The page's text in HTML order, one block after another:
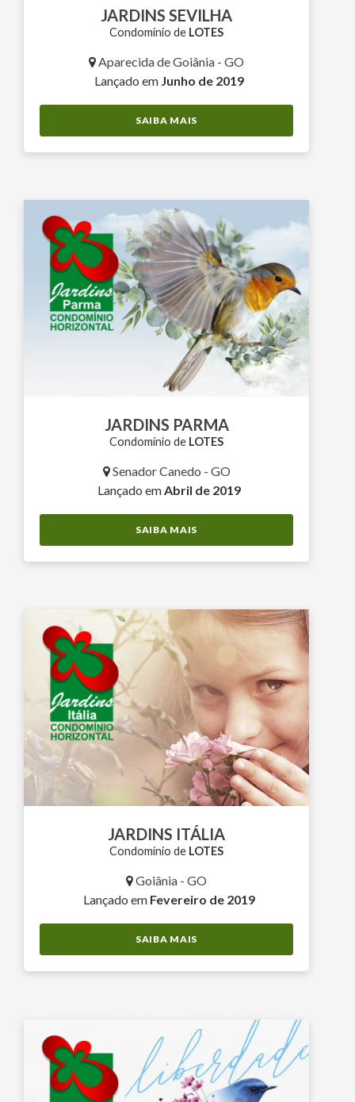
JARDINS SEVILHA
Condomínio de LOTES
Aparecida de Goiânia - GO
Lançado em Junho de 2019
SAIBA MAIS
JARDINS PARMA
Condomínio de LOTES
Senador Canedo - GO
Lançado emAbril de 2019
SAIBA MAIS
JARDINS ITÁLIA
Condomínio de LOTES
Goiânia - GO
Lançado em Fevereiro de 2019
SAIBA MAIS